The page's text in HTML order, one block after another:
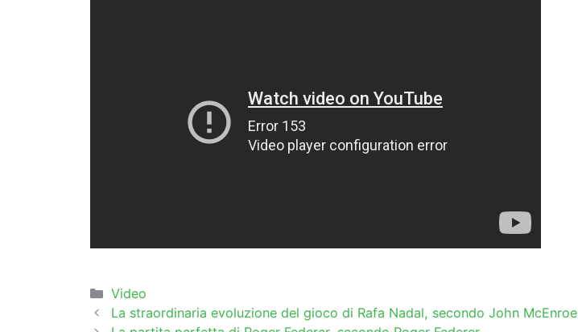
Categorie
Video
La straordinaria evoluzione del gioco di Rafa Nadal, secondo John McEnroe